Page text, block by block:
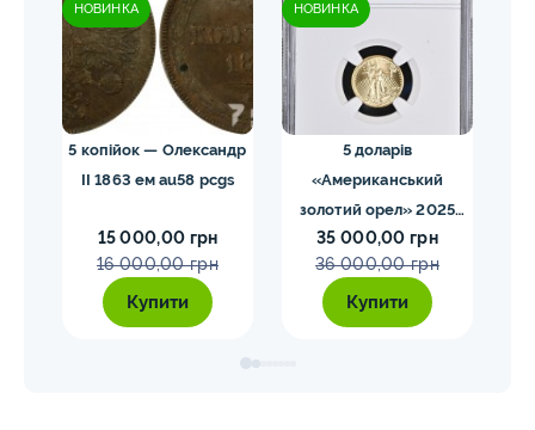
НОВИНКА
5 копійок — Олександр
II 1863 ем au58 pcgs
15 000,00 грн
16 000,00 грн
Купити
НОВИНКА
5 доларів
«Американський
золотий орел» 2025
MS70 NGC орел тип2
35 000,00 грн
36 000,00 грн
Купити